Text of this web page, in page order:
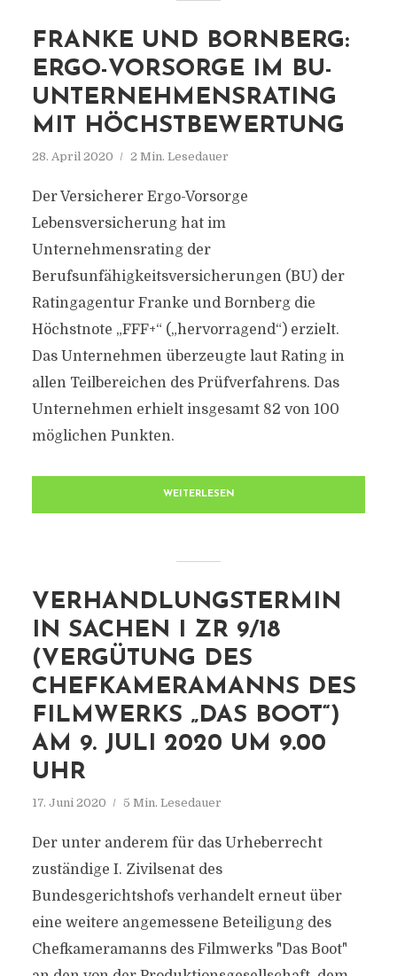
FRANKE UND BORNBERG:
ERGO-VORSORGE IM BU-
UNTERNEHMENSRATING
MIT HÖCHSTBEWERTUNG
28. April 2020 2 Min. Lesedauer
Der Versicherer Ergo-Vorsorge
Lebensversicherung hat im
Unternehmensrating der
Berufsunfähigkeitsversicherungen (BU) der
Ratingagentur Franke und Bornberg die
Höchstnote „FFF+“ („hervorragend“) erzielt.
Das Unternehmen überzeugte laut Rating in
allen Teilbereichen des Prüfverfahrens. Das
Unternehmen erhielt insgesamt 82 von 100
möglichen Punkten.
WEITERLESEN
VERHANDLUNGSTERMIN
IN SACHEN I ZR 9/18
(VERGÜTUNG DES
CHEFKAMERAMANNS DES
FILMWERKS „DAS BOOT“)
AM 9. JULI 2020 UM 9.00
UHR
17. Juni 2020 5 Min. Lesedauer
Der unter anderem für das Urheberrecht
zuständige I. Zivilsenat des
Bundesgerichtshofs verhandelt erneut über
eine weitere angemessene Beteiligung des
Chefkameramanns des Filmwerks "Das Boot"